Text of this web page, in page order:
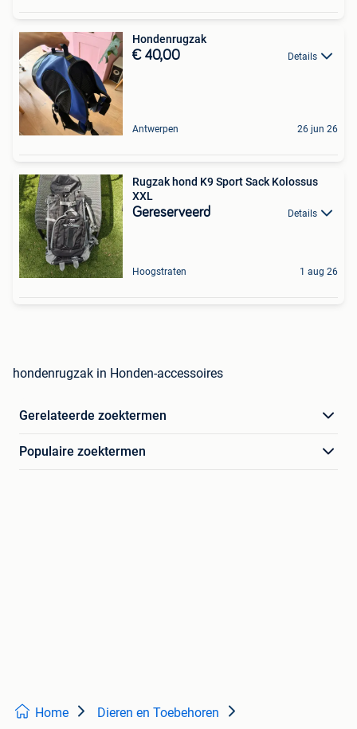
Hondenrugzak
€ 40,00 Details
Antwerpen 26 jun 26
Rugzak hond K9 Sport Sack Kolossus
XXL
Gereserveerd Details
Hoogstraten 1 aug 26
hondenrugzak in Honden-accessoires
Gerelateerde zoektermen
Populaire zoektermen
Home Dieren en Toebehoren